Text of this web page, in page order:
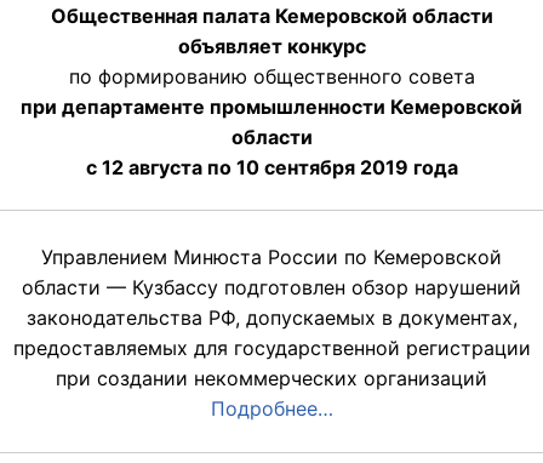
Общественная палата Кемеровской области
объявляет конкурс
по формированию общественного совета
при департаменте промышленности Кемеровской
области
с 12 августа по 10 сентября 2019 года
Управлением Минюста России по Кемеровской
области — Кузбассу подготовлен обзор нарушений
законодательства РФ, допускаемых в документах,
предоставляемых для государственной регистрации
при создании некоммерческих организаций
Подробнее…